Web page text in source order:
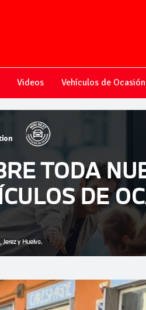
Videos Vehículos de Ocasión